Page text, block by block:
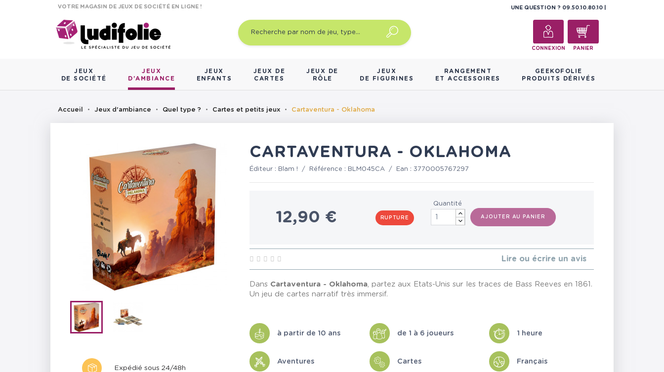
VOTRE MAGASIN DE JEUX DE SOCIÉTÉ EN LIGNE ! UNE QUESTION ? 09.50.10.80.10
CONNEXION PANIER
JEUX
DE SOCIÉTÉ
JEUX
D'AMBIANCE
JEUX
ENFANTS
JEUX DE
CARTES
JEUX DE
RÔLE
JEUX
DE FIGURINES
RANGEMENT
ET ACCESSOIRES
GEEKOFOLIE
PRODUITS DÉRIVÉS
Accueil Jeux d'ambiance Quel type ? Cartes et petits jeux Cartaventura - Oklahoma
Expédié sous 24/48h
CARTAVENTURA - OKLAHOMA
Éditeur : Blam ! / Référence : BLM045CA / Ean :3770005767297
12,90 € RUPTURE
Quantité
AJOUTER AU PANIER
Lire ou écrire un avis
Dans Cartaventura - Oklahoma, partez aux Etats-Unis sur les traces de Bass Reeves en 1861.
Un jeu de cartes narratif très immersif.
à partir de 10 ans de 1 à 6 joueurs 1 heure
Aventures Cartes Français